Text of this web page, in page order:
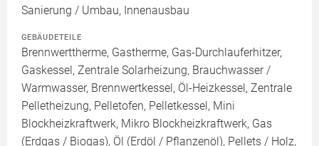
Sanierung / Umbau, Innenausbau
GEBÄUDETEILE
Brennwerttherme, Gastherme, Gas-Durchlauferhitzer,
Gaskessel, Zentrale Solarheizung, Brauchwasser /
Warmwasser, Brennwertkessel, Öl-Heizkessel, Zentrale
Pelletheizung, Pelletofen, Pelletkessel, Mini
Blockheizkraftwerk, Mikro Blockheizkraftwerk, Gas
(Erdgas / Biogas), Öl (Erdöl / Pflanzenöl), Pellets / Holz,